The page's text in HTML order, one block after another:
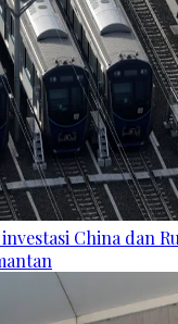
China dan